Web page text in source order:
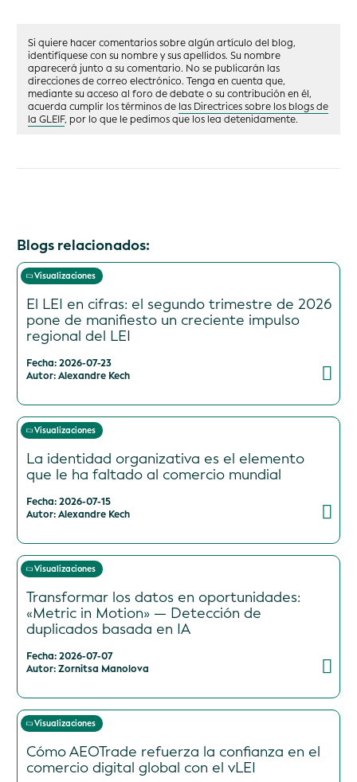
Si quiere hacer comentarios sobre algún artículo del blog,
identifíquese con su nombre y sus apellidos. Su nombre
aparecerá junto a su comentario. No se publicarán las
direcciones de correo electrónico. Tenga en cuenta que,
mediante su acceso al foro de debate o su contribución en él,
acuerda cumplir los términos de las Directrices sobre los blogs de
la GLEIF, por lo que le pedimos que los lea detenidamente.
Blogs relacionados:
Visualizaciones
El LEI en cifras: el segundo trimestre de 2026
pone de manifiesto un creciente impulso
regional del LEI
Fecha: 2026-07-23
Autor: Alexandre Kech
Visualizaciones
La identidad organizativa es el elemento
que le ha faltado al comercio mundial
Fecha: 2026-07-15
Autor: Alexandre Kech
Visualizaciones
Transformar los datos en oportunidades:
«Metric in Motion» — Detección de
duplicados basada en IA
Fecha: 2026-07-07
Autor: Zornitsa Manolova
Visualizaciones
Cómo AEOTrade refuerza la confianza en el
comercio digital global con el vLEI